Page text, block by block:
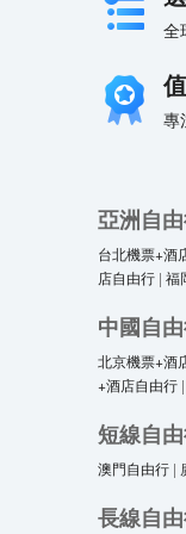
全
專
亞洲自
台北機票+酒
店自由行 | 福
中國自
北京機票+酒
+酒店自由行 |
短線自
澳門自由行 |
長線自